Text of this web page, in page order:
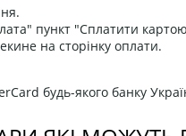
пункт "Сплатити
на сторінку оплати.
будь-якого банку